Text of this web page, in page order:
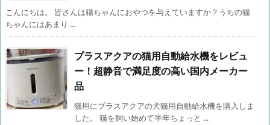
こんにちは。 皆さんは猫ちゃんにおやつを与えていますか？うちの猫
ちゃんにはあまり ...
プラスアクアの猫用自動給水機をレビュ
ー！超静音で満足度の高い国内メーカー
品
猫用にプラスアクアの犬猫用自動給水機を購入しま
した。 猫を飼い始めて半年ちょっと ...